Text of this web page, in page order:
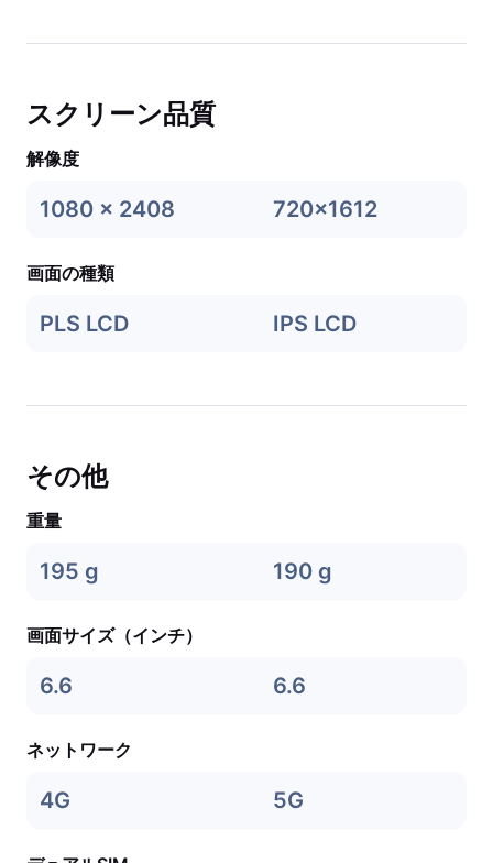
スクリーン品質
解像度
1080 x 2408 720x1612
画面の種類
PLS LCD IPS LCD
その他
重量
195 g 190 g
画面サイズ（インチ）
6.6 6.6
ネットワーク
4G 5G